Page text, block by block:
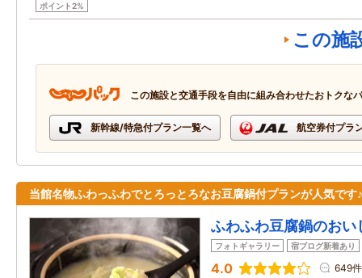
ポイント2%
この施
この施設と交通手段を自由に組み合わせたおトクな
新幹線/特急付プラン一覧へ 航空券付プラ
当館名物ふわっふわでとろっとろなお豆腐鍋付プランが人気です♪
ふわふわ豆腐鍋のお
フォトギャラリー 宿ブログ新着あり
4.0 649件